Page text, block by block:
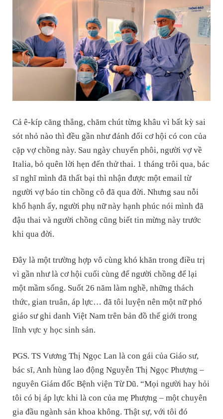
Cả ê-kíp căng thẳng, chăm chút từng khâu vì bất kỳ sai
sót nhỏ nào thì đều gần như đánh đổi cơ hội có con của
cặp vợ chồng này. Sau ngày chuyển phôi, người vợ về
Italia, bỏ quên lời hẹn đến thử thai. 1 tháng trôi qua, bác
sĩ nghĩ mình đã thất bại thì nhận được một email từ
người vợ báo tin chồng cô đã qua đời. Nhưng sau nỗi
khổ hạnh ấy, người phụ nữ này hạnh phúc nói mình đã
đậu thai và người chồng cũng biết tin mừng này trước
khi qua đời.
Đây là một trường hợp vô cùng khó khăn trong điều trị
vì gần như là cơ hội cuối cùng để người chồng để lại
một mầm sống. Suốt 26 năm làm nghề, những thách
thức, gian truân, áp lực… đã tôi luyện nên một nữ phó
giáo sư ghi danh Việt Nam trên bản đồ thế giới trong
lĩnh vực y học sinh sản.
PGS. TS Vương Thị Ngọc Lan là con gái của Giáo sư,
bác sĩ, Anh hùng lao động Nguyễn Thị Ngọc Phượng –
nguyên Giám đốc Bệnh viện Từ Dũ. “Mọi người hay hỏi
tôi có bị áp lực khi là con của mẹ Phượng – một chuyên
gia đầu ngành sản khoa không. Thật sự, với tôi đó